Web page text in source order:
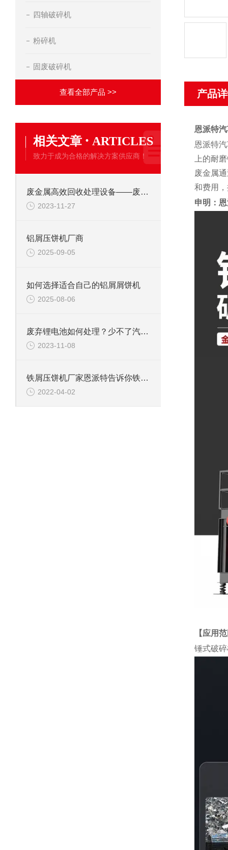
四轴破碎机
粉碎机
固废破碎机
查看全部产品 >>
相关文章 · ARTICLES
致力于成为合格的解决方案供应商！
废金属高效回收处理设备——废钢边角料锤式撕碎机
2023-11-27
铝屑压饼机厂商
2025-09-05
如何选择适合自己的铝屑屑饼机
2025-08-06
废弃锂电池如何处理？少不了汽车锂电池破碎机
2023-11-08
铁屑压饼机厂家恩派特告诉你铁屑压饼机热压与冷压的区别在那里？
2022-04-02
产品
恩派特
恩派特
上的耐
废金属
和费用
申明：
【应用
锤式破